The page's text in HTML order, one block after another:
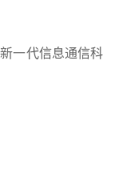
一代信息通信科